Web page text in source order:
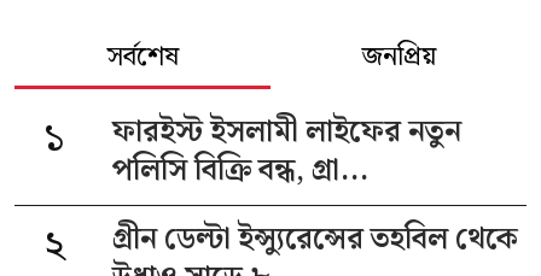
সর্বশেষ জনপ্রিয়
১
ফারইস্ট ইসলামী লাইফের নতুন
পলিসি বিক্রি বন্ধ, গ্রা...
২
গ্রীন ডেল্টা ইন্স্যুরেন্সের তহবিল থেকে